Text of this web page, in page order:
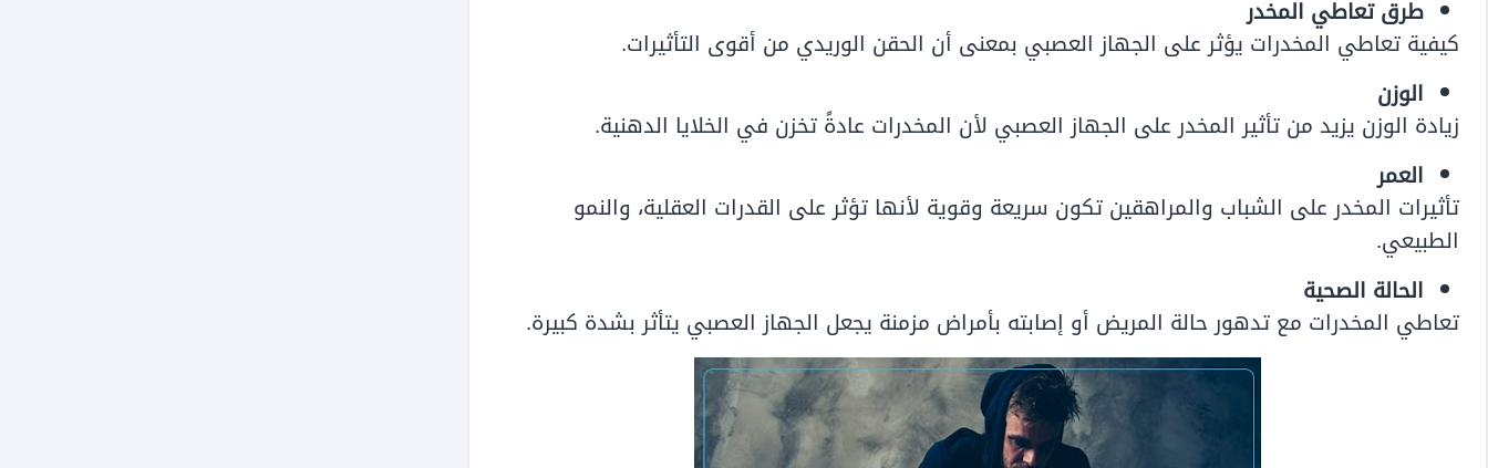
طرق تعاطي المخدر
كيفية تعاطي المخدرات يؤثر على الجهاز العصبي بمعنى أن الحقن الوريدي من أقوى التأثيرات.
الوزن
زيادة الوزن يزيد من تأثير المخدر على الجهاز العصبي لأن المخدرات عادةً تخزن في الخلايا الدهنية.
العمر
تأثيرات المخدر على الشباب والمراهقين تكون سريعة وقوية لأنها تؤثر على القدرات العقلية، والنمو
الطبيعي.
الحالة الصحية
تعاطي المخدرات مع تدهور حالة المريض أو إصابته بأمراض مزمنة يجعل الجهاز العصبي يتأثر بشدة كبيرة.